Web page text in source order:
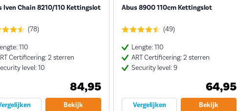
Iven Chain 8210/110 Kettingslot
(78)
110
Certificering: 2 sterren
level: 10
84,95
Bekijk
Abus 8900 110cm Kettingslot
(49)
Lengte: 110
ART Certificering: 2 sterren
Security level: 9
64,95
Vergelijken Bekijk